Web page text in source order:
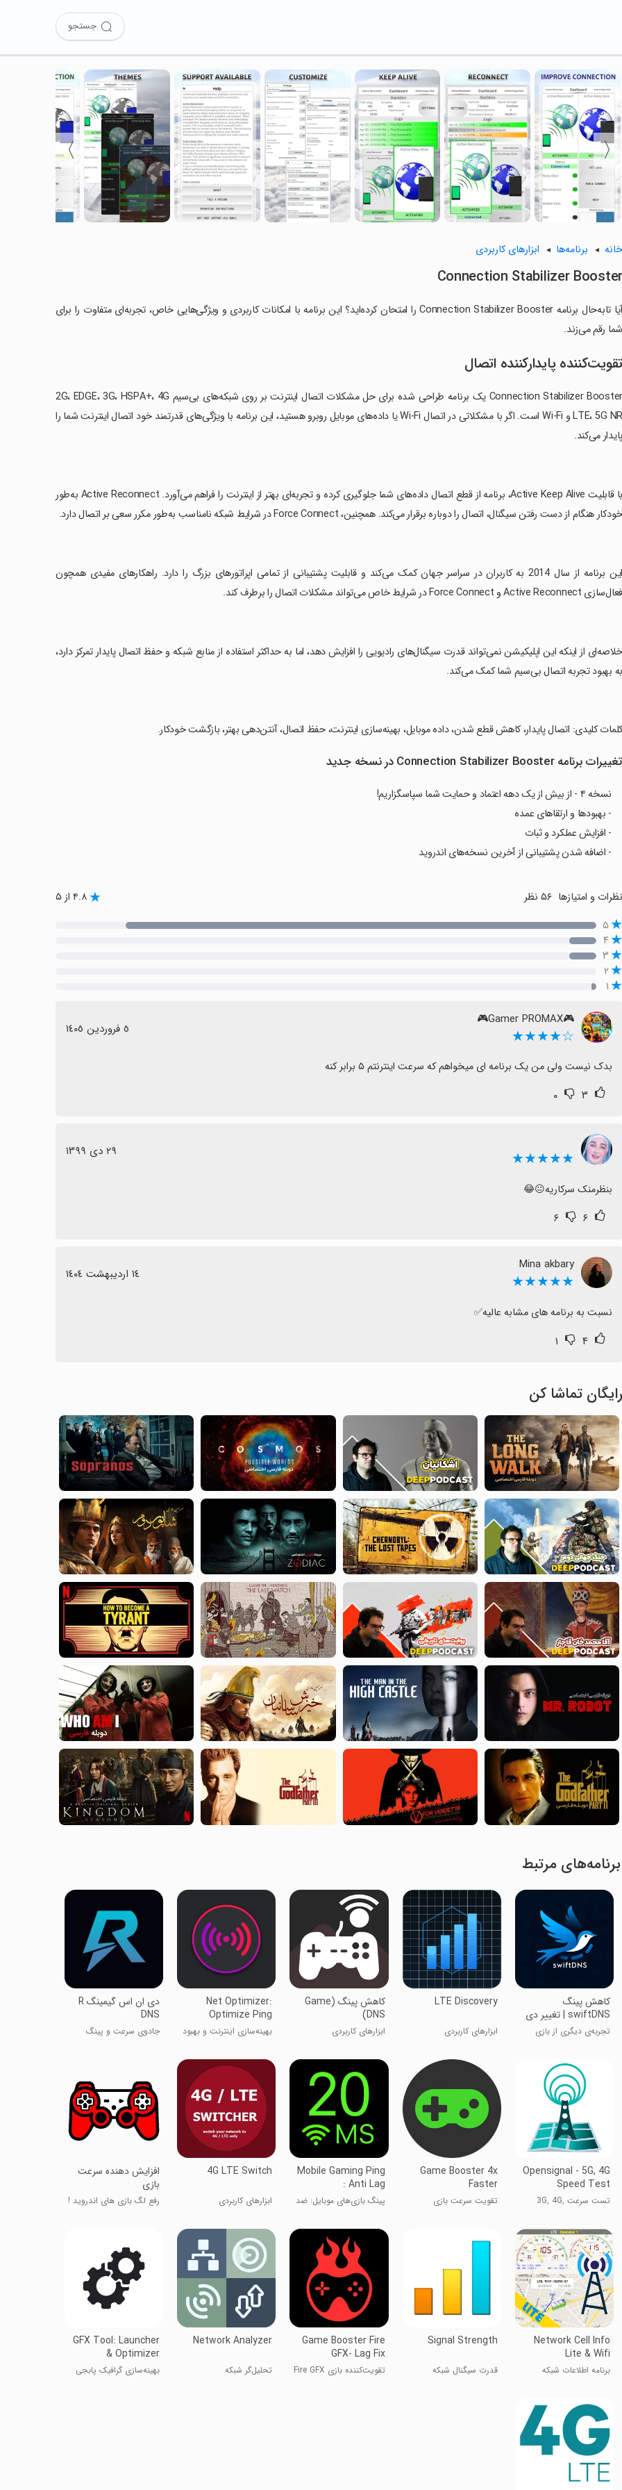
جستجو
〈
〉
خانه برنامه‌ها ابزارهای کاربردی
Connection Stabilizer Booster
آیا تابه‌حال برنامه Connection Stabilizer Booster را امتحان کرده‌اید؟ این برنامه با امکانات کاربردی و ویژگی‌هایی خاص، تجربه‌ای متفاوت را برای
شما رقم می‌زند.
تقویت‌کننده پایدارکننده اتصال
Connection Stabilizer Booster یک برنامه طراحی شده برای حل مشکلات اتصال اینترنت بر روی شبکه‌های بی‌سیم 2G، EDGE، 3G، HSPA+، 4G
LTE، 5G NR و Wi-Fi است. اگر با مشکلاتی در اتصال Wi-Fi یا داده‌های موبایل روبرو هستید، این برنامه با ویژگی‌های قدرتمند خود اتصال اینترنت شما را
پایدار می‌کند.
‏با قابلیت Active Keep Alive، برنامه از قطع اتصال داده‌های شما جلوگیری کرده و تجربه‌ای بهتر از اینترنت را فراهم می‌آورد. Active Reconnect به‌طور
خودکار هنگام از دست رفتن سیگنال، اتصال را دوباره برقرار می‌کند. همچنین، Force Connect در شرایط شبکه نامناسب به‌طور مکرر سعی بر اتصال دارد.
‏این برنامه از سال 2014 به کاربران در سراسر جهان کمک می‌کند و قابلیت پشتیبانی از تمامی اپراتورهای بزرگ را دارد. راهکارهای مفیدی همچون
فعال‌سازی Active Reconnect و Force Connect در شرایط خاص می‌تواند مشکلات اتصال را برطرف کند.
‏خلاصه‌ای از اینکه این اپلیکیشن نمی‌تواند قدرت سیگنال‌های رادیویی را افزایش دهد، اما به حداکثر استفاده از منابع شبکه و حفظ اتصال پایدار تمرکز دارد،
به بهبود تجربه اتصال بی‌سیم شما کمک می‌کند.
‏کلمات کلیدی: اتصال پایدار، کاهش قطع شدن، داده موبایل، بهینه‌سازی اینترنت، حفظ اتصال، آنتن‌دهی بهتر، بازگشت خودکار.
تغییرات برنامه Connection Stabilizer Booster در نسخه جدید
نسخه ۴ - از بیش از یک دهه اعتماد و حمایت شما سپاسگزاریم!
- بهبودها و ارتقاهای عمده
- افزایش عملکرد و ثبات
- اضافه شدن پشتیبانی از آخرین نسخه‌های اندروید
نظرات و امتیازها ۵۶ نظر ۴.۸ از ۵
۵
۴
۳
۲
۱
🎮Gamer PROMAX🎮
☆★★★★ ٥ فروردین ١٤٠٥
بدک نیست ولی من یک برنامه ای میخواهم که سرعت اینترنتم ۵ برابر کنه
۳ ۰
★★★★★ ٢٩ دی ١٣٩٩
بنظرمنک سرکاریه😐😂
۶ ۶
Mina akbary
★★★★★ ١٤ اردیبهشت ١٤٠٤
نسبت به برنامه های مشابه عالیه✅️
۴ ۱
رایگان تماشا کن
برنامه‌های مرتبط
‏کاهش پینگ
swiftDNS | تغییر دی
ان اس
تجربه‌ی دیگری از بازی
LTE Discovery
ابزارهای کاربردی
کاهش پینگ (Game
DNS)
ابزارهای کاربردی
Net Optimizer:
Optimize Ping
بهینه‌سازی اینترنت و بهبود
‏‏دی ان اس گیمینگ R
DNS
جادوی سرعت و پینگ
Opensignal - 5G, 4G
Speed Test
تست سرعت 3G, 4G,
Game Booster 4x
Faster
تقویت سرعت بازی
Mobile Gaming Ping
: Anti Lag
پینگ بازی‌های موبایل: ضد
4G LTE Switch
ابزارهای کاربردی
افزایش دهنده سرعت
بازی
رفع لگ بازی های اندروید !
Network Cell Info
Lite & Wifi
برنامه اطلاعات شبکه
Signal Strength
قدرت سیگنال شبکه
Game Booster Fire
GFX- Lag Fix
تقویت‌کننده بازی Fire GFX
Network Analyzer
تحلیل‌گر شبکه
GFX Tool: Launcher
& Optimizer
بهینه‌سازی گرافیک پابجی